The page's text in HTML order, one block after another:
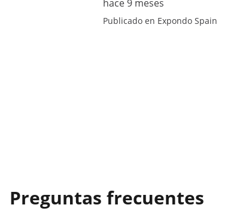
hace 9 meses
Publicado en Expondo Spain
Preguntas frecuentes